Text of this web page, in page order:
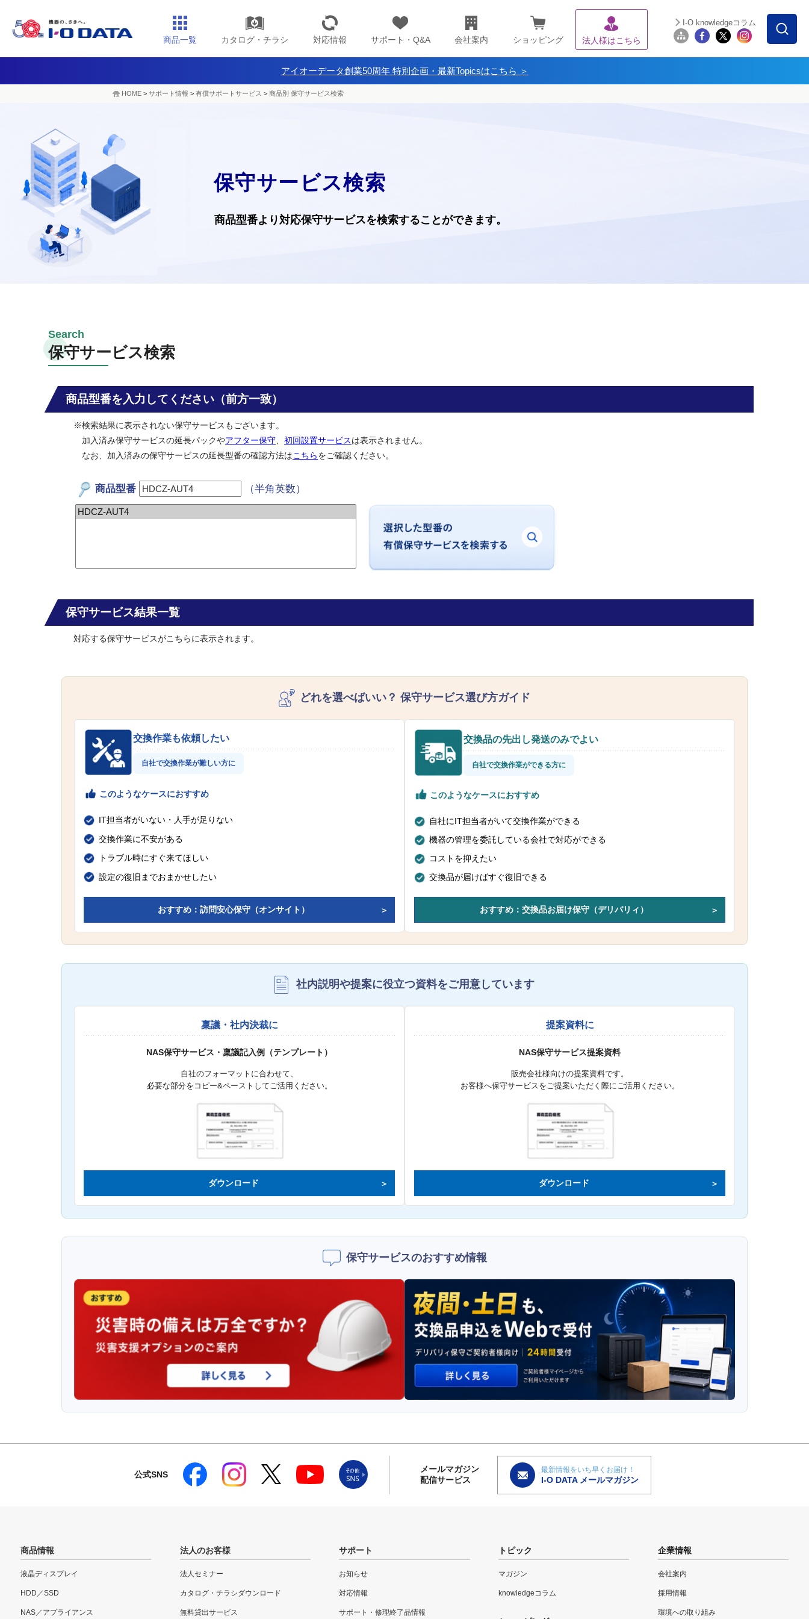
商品一覧 カタログ・チラシ 対応情報 サポート・Q&A 会社案内 ショッピング 法人様はこちら
I-O knowledgeコラム
アイオーデータ創業50周年 特別企画・最新Topicsはこちら ＞
HOME > サポート情報 > 有償サポートサービス > 商品別 保守サービス検索
保守サービス検索
商品型番より対応保守サービスを検索することができます。
保守サービス検索
商品型番を入力してください（前方一致）
※検索結果に表示されない保守サービスもございます。
加入済み保守サービスの延長パックやアフター保守 初回設置サービスは表示されません。
なお、加入済みの保守サービスの延長型番の確認方法はこちらをご確認ください。
商品型番 （半角英数）
保守サービス結果一覧
対応する保守サービスがこちらに表示されます。
どれを選べばいい？ 保守サービス選び方ガイド
交換作業も依頼したい
自社で交換作業が難しい方に
このようなケースにおすすめ
IT担当者がいない・人手が足りない
交換作業に不安がある
トラブル時にすぐ来てほしい
設定の復旧までおまかせしたい
おすすめ：訪問安心保守（オンサイト）
交換品の先出し発送のみでよい
自社で交換作業ができる方に
このようなケースにおすすめ
自社にIT担当者がいて交換作業ができる
機器の管理を委託している会社で対応ができる
コストを抑えたい
交換品が届けばすぐ復旧できる
おすすめ：交換品お届け保守（デリバリィ）
社内説明や提案に役立つ資料をご用意しています
稟議・社内決裁に
NAS保守サービス・稟議記入例（テンプレート）
自社のフォーマットに合わせて、
必要な部分をコピー&ペーストしてご活用ください。
ダウンロード
提案資料に
NAS保守サービス提案資料
販売会社様向けの提案資料です。
お客様へ保守サービスをご提案いただく際にご活用ください。
ダウンロード
保守サービスのおすすめ情報
公式SNS
メールマガジン
配信サービス
最新情報をいち早くお届け！
I-O DATA メールマガジン
商品情報
液晶ディスプレイ
HDD／SSD
NAS／アプライアンス
法人のお客様
法人セミナー
カタログ・チラシダウンロード
無料貸出サービス
サポート
お知らせ
対応情報
サポート・修理終了品情報
トピック
マガジン
knowledgeコラム
企業情報
会社案内
採用情報
環境への取り組み